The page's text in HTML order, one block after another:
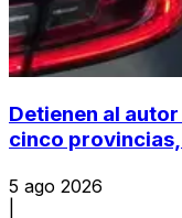
Detienen al
cinco
5 ago 2026